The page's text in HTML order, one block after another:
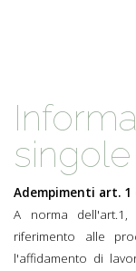
Adempimenti art. 1
A norma
riferimento alle
l'affidamento di